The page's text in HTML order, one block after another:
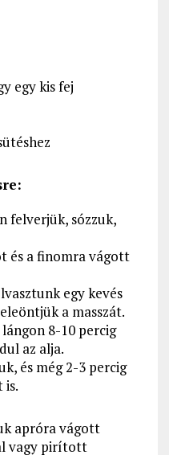
egy kis fej
felverjük, sózzuk,
és a finomra vágott
egy kevés
a masszát.
8-10 percig
az alja.
és még 2-3 percig
is.
apróra vágott
vagy pirított